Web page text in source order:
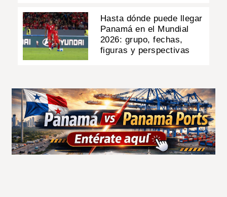
Hasta dónde puede llegar
Panamá en el Mundial
2026: grupo, fechas,
figuras y perspectivas